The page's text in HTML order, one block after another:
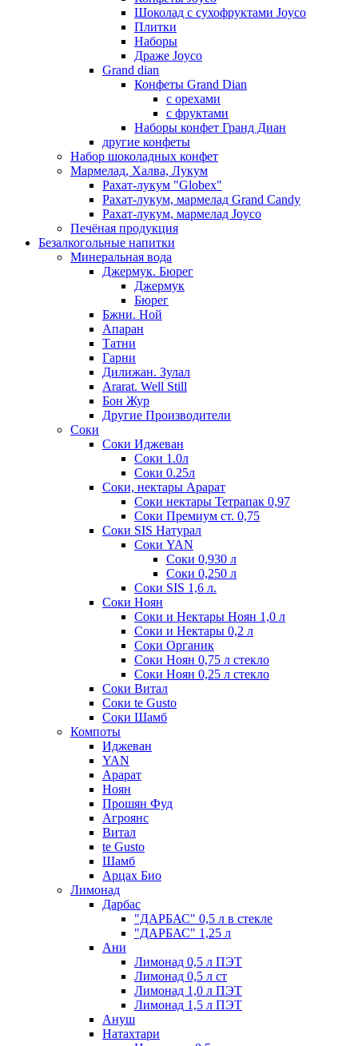
Шоколад с сухофруктами Joyco
Плитки
Наборы
Драже Joyco
Grand dian
Конфеты Grand Dian
с орехами
с фруктами
Наборы конфет Гранд Диан
другие конфеты
Набор шоколадных конфет
Мармелад, Халва, Лукум
Рахат-лукум "Globex"
Рахат-лукум, мармелад Grand Candy
Рахат-лукум, мармелад Joyco
Печёная продукция
Безалкогольные напитки
Минеральная вода
Джермук. Бюрег
Джермук
Бюрег
Бжни. Ной
Апаран
Татни
Гарни
Дилижан. Зулал
Ararat. Well Still
Бон Жур
Другие Производители
Соки
Соки Иджеван
Соки 1.0л
Соки 0.25л
Соки, нектары Арарат
Соки нектары Тетрапак 0,97
Соки Премиум ст. 0,75
Соки SIS Натурал
Соки YAN
Соки 0,930 л
Соки 0,250 л
Соки SIS 1,6 л.
Соки Ноян
Соки и Нектары Ноян 1,0 л
Соки и Нектары 0,2 л
Соки Органик
Соки Ноян 0,75 л стекло
Соки Ноян 0,25 л стекло
Соки Витал
Соки te Gusto
Соки Шамб
Компоты
Иджеван
YAN
Арарат
Ноян
Прошян Фуд
Агроянс
Витал
te Gusto
Шамб
Арцах Био
Лимонад
Дарбас
"ДАРБАС" 0,5 л в стекле
"ДАРБАС" 1,25 л
Ани
Лимонад 0,5 л ПЭТ
Лимонад 0,5 л ст
Лимонад 1,0 л ПЭТ
Лимонад 1,5 л ПЭТ
Ануш
Натахтари